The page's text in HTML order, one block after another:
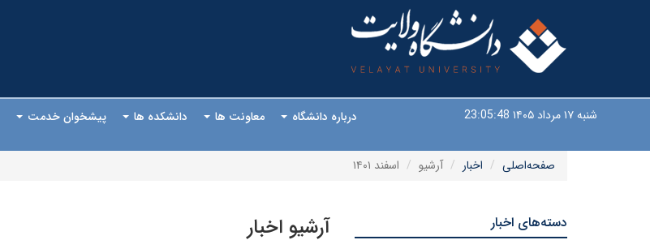
شنبه ۱۷ مرداد ۱۴۰۵ 23:05:48 درباره دانشگاه معاونت ها دانشکده ها پیشخوان خدمت
صفحه‌اصلی اخبار آرشیو اسفند ۱۴۰۱
آرشیو اخبار دسته‌های اخبار